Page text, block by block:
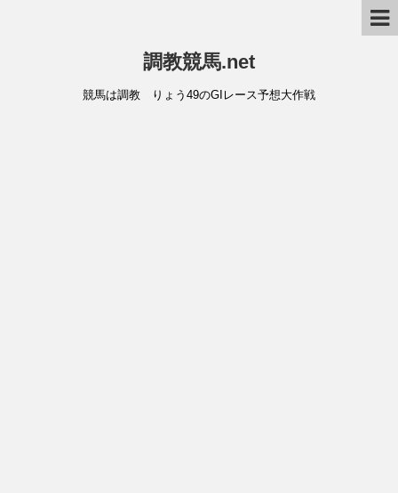
調教競馬.net
競馬は調教 りょう49のGIレース予想大作戦